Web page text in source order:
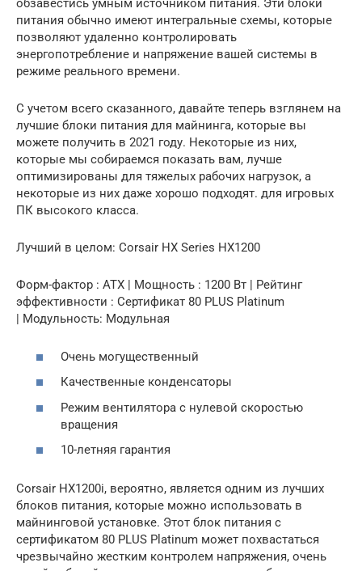
обзавестись умным источником питания. Эти блоки
питания обычно имеют интегральные схемы, которые
позволяют удаленно контролировать
энергопотребление и напряжение вашей системы в
режиме реального времени.
С учетом всего сказанного, давайте теперь взглянем на
лучшие блоки питания для майнинга, которые вы
можете получить в 2021 году. Некоторые из них,
которые мы собираемся показать вам, лучше
оптимизированы для тяжелых рабочих нагрузок, а
некоторые из них даже хорошо подходят. для игровых
ПК высокого класса.
Лучший в целом: Corsair HX Series HX1200
Форм-фактор : ATX | Мощность : 1200 Вт | Рейтинг
эффективности : Сертификат 80 PLUS Platinum
| Модульность: Модульная
Очень могущественный
Качественные конденсаторы
Режим вентилятора с нулевой скоростью
вращения
10-летняя гарантия
Corsair HX1200i, вероятно, является одним из лучших
блоков питания, которые можно использовать в
майнинговой установке. Этот блок питания с
сертификатом 80 PLUS Platinum может похвастаться
чрезвычайно жестким контролем напряжения, очень